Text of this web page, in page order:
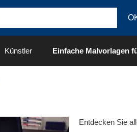
Künstler Einfache Malvorlagen
Entdecken Sie